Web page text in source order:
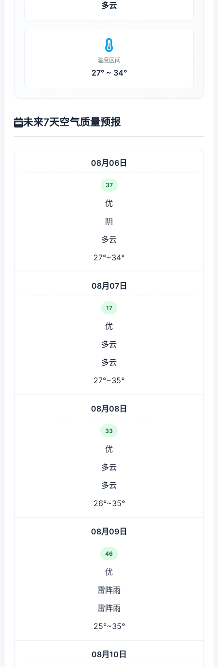
多云
温度区间
27° ~ 34°
未来7天空气质量预报
08月06日
37
优
阴
多云
27°~34°
08月07日
17
优
多云
多云
27°~35°
08月08日
33
优
多云
多云
26°~35°
08月09日
46
优
雷阵雨
雷阵雨
25°~35°
08月10日